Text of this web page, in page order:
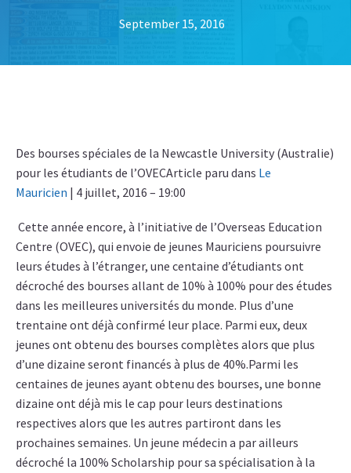
September 15, 2016
Des bourses spéciales de la Newcastle University (Australie)
pour les étudiants de l’OVECArticle paru dans Le
Mauricien | 4 juillet, 2016 – 19:00
Cette année encore, à l’initiative de l’Overseas Education
Centre (OVEC), qui envoie de jeunes Mauriciens poursuivre
leurs études à l’étranger, une centaine d’étudiants ont
décroché des bourses allant de 10% à 100% pour des études
dans les meilleures universités du monde. Plus d’une
trentaine ont déjà confirmé leur place. Parmi eux, deux
jeunes ont obtenu des bourses complètes alors que plus
d’une dizaine seront financés à plus de 40%.Parmi les
centaines de jeunes ayant obtenu des bourses, une bonne
dizaine ont déjà mis le cap pour leurs destinations
respectives alors que les autres partiront dans les
prochaines semaines. Un jeune médecin a par ailleurs
décroché la 100% Scholarship pour sa spécialisation à la